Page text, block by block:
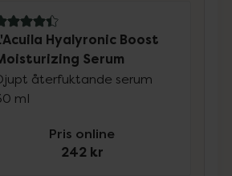
av 5 i omdöme
Hyalyronic Boost
Serum
återfuktande serum
ml
Pris online
242 kr